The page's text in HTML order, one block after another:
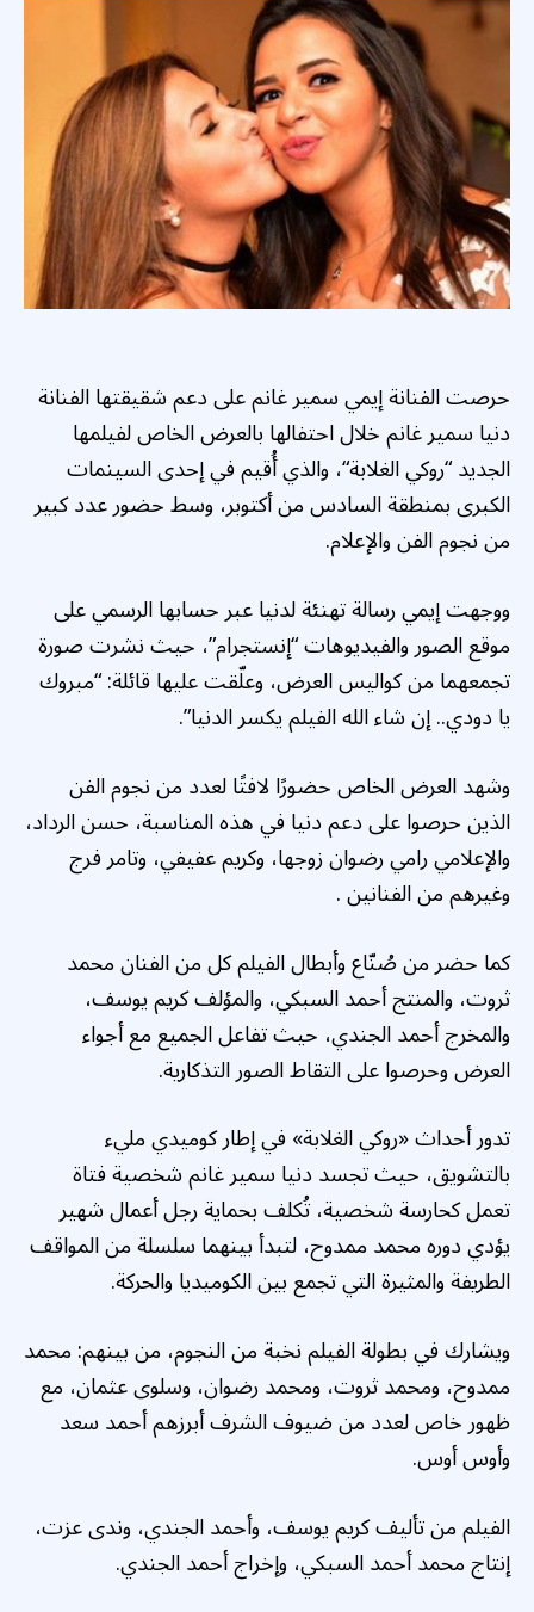
حرصت الفنانة إيمي سمير غانم على دعم شقيقتها الفنانة
دنيا سمير غانم خلال احتفالها بالعرض الخاص لفيلمها
الجديد “روكي الغلابة“، والذي أُقيم في إحدى السينمات
الكبرى بمنطقة السادس من أكتوبر، وسط حضور عدد كبير
من نجوم الفن والإعلام.
ووجهت إيمي رسالة تهنئة لدنيا عبر حسابها الرسمي على
موقع الصور والفيديوهات “إنستجرام”، حيث نشرت صورة
تجمعهما من كواليس العرض، وعلّقت عليها قائلة: “مبروك
يا دودي.. إن شاء الله الفيلم يكسر الدنيا”.
وشهد العرض الخاص حضورًا لافتًا لعدد من نجوم الفن
الذين حرصوا على دعم دنيا في هذه المناسبة، حسن الرداد،
والإعلامي رامي رضوان زوجها، وكريم عفيفي، وتامر فرج
وغيرهم من الفنانين .
كما حضر من صُنّاع وأبطال الفيلم كل من الفنان محمد
ثروت، والمنتج أحمد السبكي، والمؤلف كريم يوسف،
والمخرج أحمد الجندي، حيث تفاعل الجميع مع أجواء
العرض وحرصوا على التقاط الصور التذكارية.
تدور أحداث «روكي الغلابة» في إطار كوميدي مليء
بالتشويق، حيث تجسد دنيا سمير غانم شخصية فتاة
تعمل كحارسة شخصية، تُكلف بحماية رجل أعمال شهير
يؤدي دوره محمد ممدوح، لتبدأ بينهما سلسلة من المواقف
الطريفة والمثيرة التي تجمع بين الكوميديا والحركة.
ويشارك في بطولة الفيلم نخبة من النجوم، من بينهم: محمد
ممدوح، ومحمد ثروت، ومحمد رضوان، وسلوى عثمان، مع
ظهور خاص لعدد من ضيوف الشرف أبرزهم أحمد سعد
وأوس أوس.
الفيلم من تأليف كريم يوسف، وأحمد الجندي، وندى عزت،
إنتاج محمد أحمد السبكي، وإخراج أحمد الجندي.